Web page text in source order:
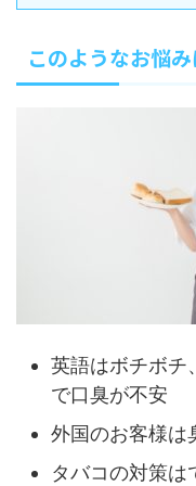
このようなお悩
英語はボチボチ
で口臭が不安
外国のお客様は
タバコの対策は